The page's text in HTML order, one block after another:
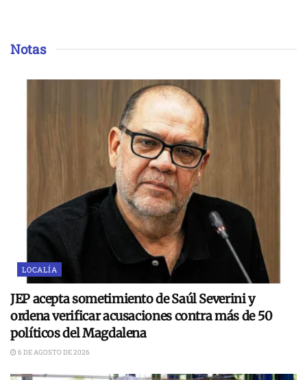
Notas
LOCALÍA
JEP acepta sometimiento de Saúl Severini y
ordena verificar acusaciones contra más de 50
políticos del Magdalena
6 DE AGOSTO DE 2026